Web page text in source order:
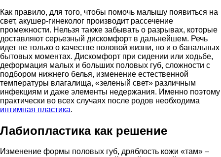
Как правило, для того, чтобы помочь малышу появиться на
свет, акушер-гинеколог производит рассечение
промежности. Нельзя также забывать о разрывах, которые
доставляют серьезный дискомфорт в дальнейшем. Речь
идет не только о качестве половой жизни, но и о банальных
бытовых моментах. Дискомфорт при сидении или ходьбе,
деформация малых и больших половых губ, сложности с
подбором нижнего белья, изменение естественной
температуры влагалища, «зеленый свет» различным
инфекциям и даже элементы недержания. Именно поэтому
практически во всех случаях после родов необходима
интимная пластика.
Лабиопластика как решение
Изменение формы половых губ, дряблость кожи «там» –